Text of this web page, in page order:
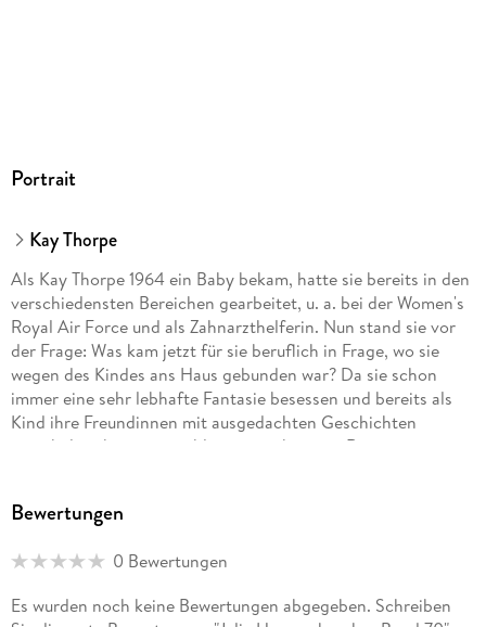
Portrait
Kay Thorpe
Als Kay Thorpe 1964 ein Baby bekam, hatte sie bereits in den
verschiedensten Bereichen gearbeitet, u. a. bei der Women's
Royal Air Force und als Zahnarzthelferin. Nun stand sie vor
der Frage: Was kam jetzt für sie beruflich in Frage, wo sie
wegen des Kindes ans Haus gebunden war? Da sie schon
immer eine sehr lebhafte Fantasie besessen und bereits als
Kind ihre Freundinnen mit ausgedachten Geschichten
unterhalten hatte, entschloss sie sich, einen Roman zu
einem Liebesroman am wichtigsten sei. Dann machte sie sich
Manuskript, das sie 1968 beendete, von dem englischen
Bewertungen
0 Bewertungen
Es wurden noch keine Bewertungen abgegeben. Schreiben